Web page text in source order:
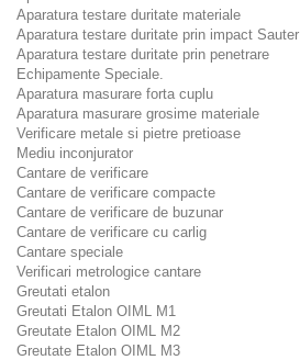
Aparatura testare duritate materiale
Aparatura testare duritate prin impact Sauter
Aparatura testare duritate prin penetrare
Echipamente Speciale.
Aparatura masurare forta cuplu
Aparatura masurare grosime materiale
Verificare metale si pietre pretioase
Mediu inconjurator
Cantare de verificare
Cantare de verificare compacte
Cantare de verificare de buzunar
Cantare de verificare cu carlig
Cantare speciale
Verificari metrologice cantare
Greutati etalon
Greutati Etalon OIML M1
Greutate Etalon OIML M2
Greutate Etalon OIML M3